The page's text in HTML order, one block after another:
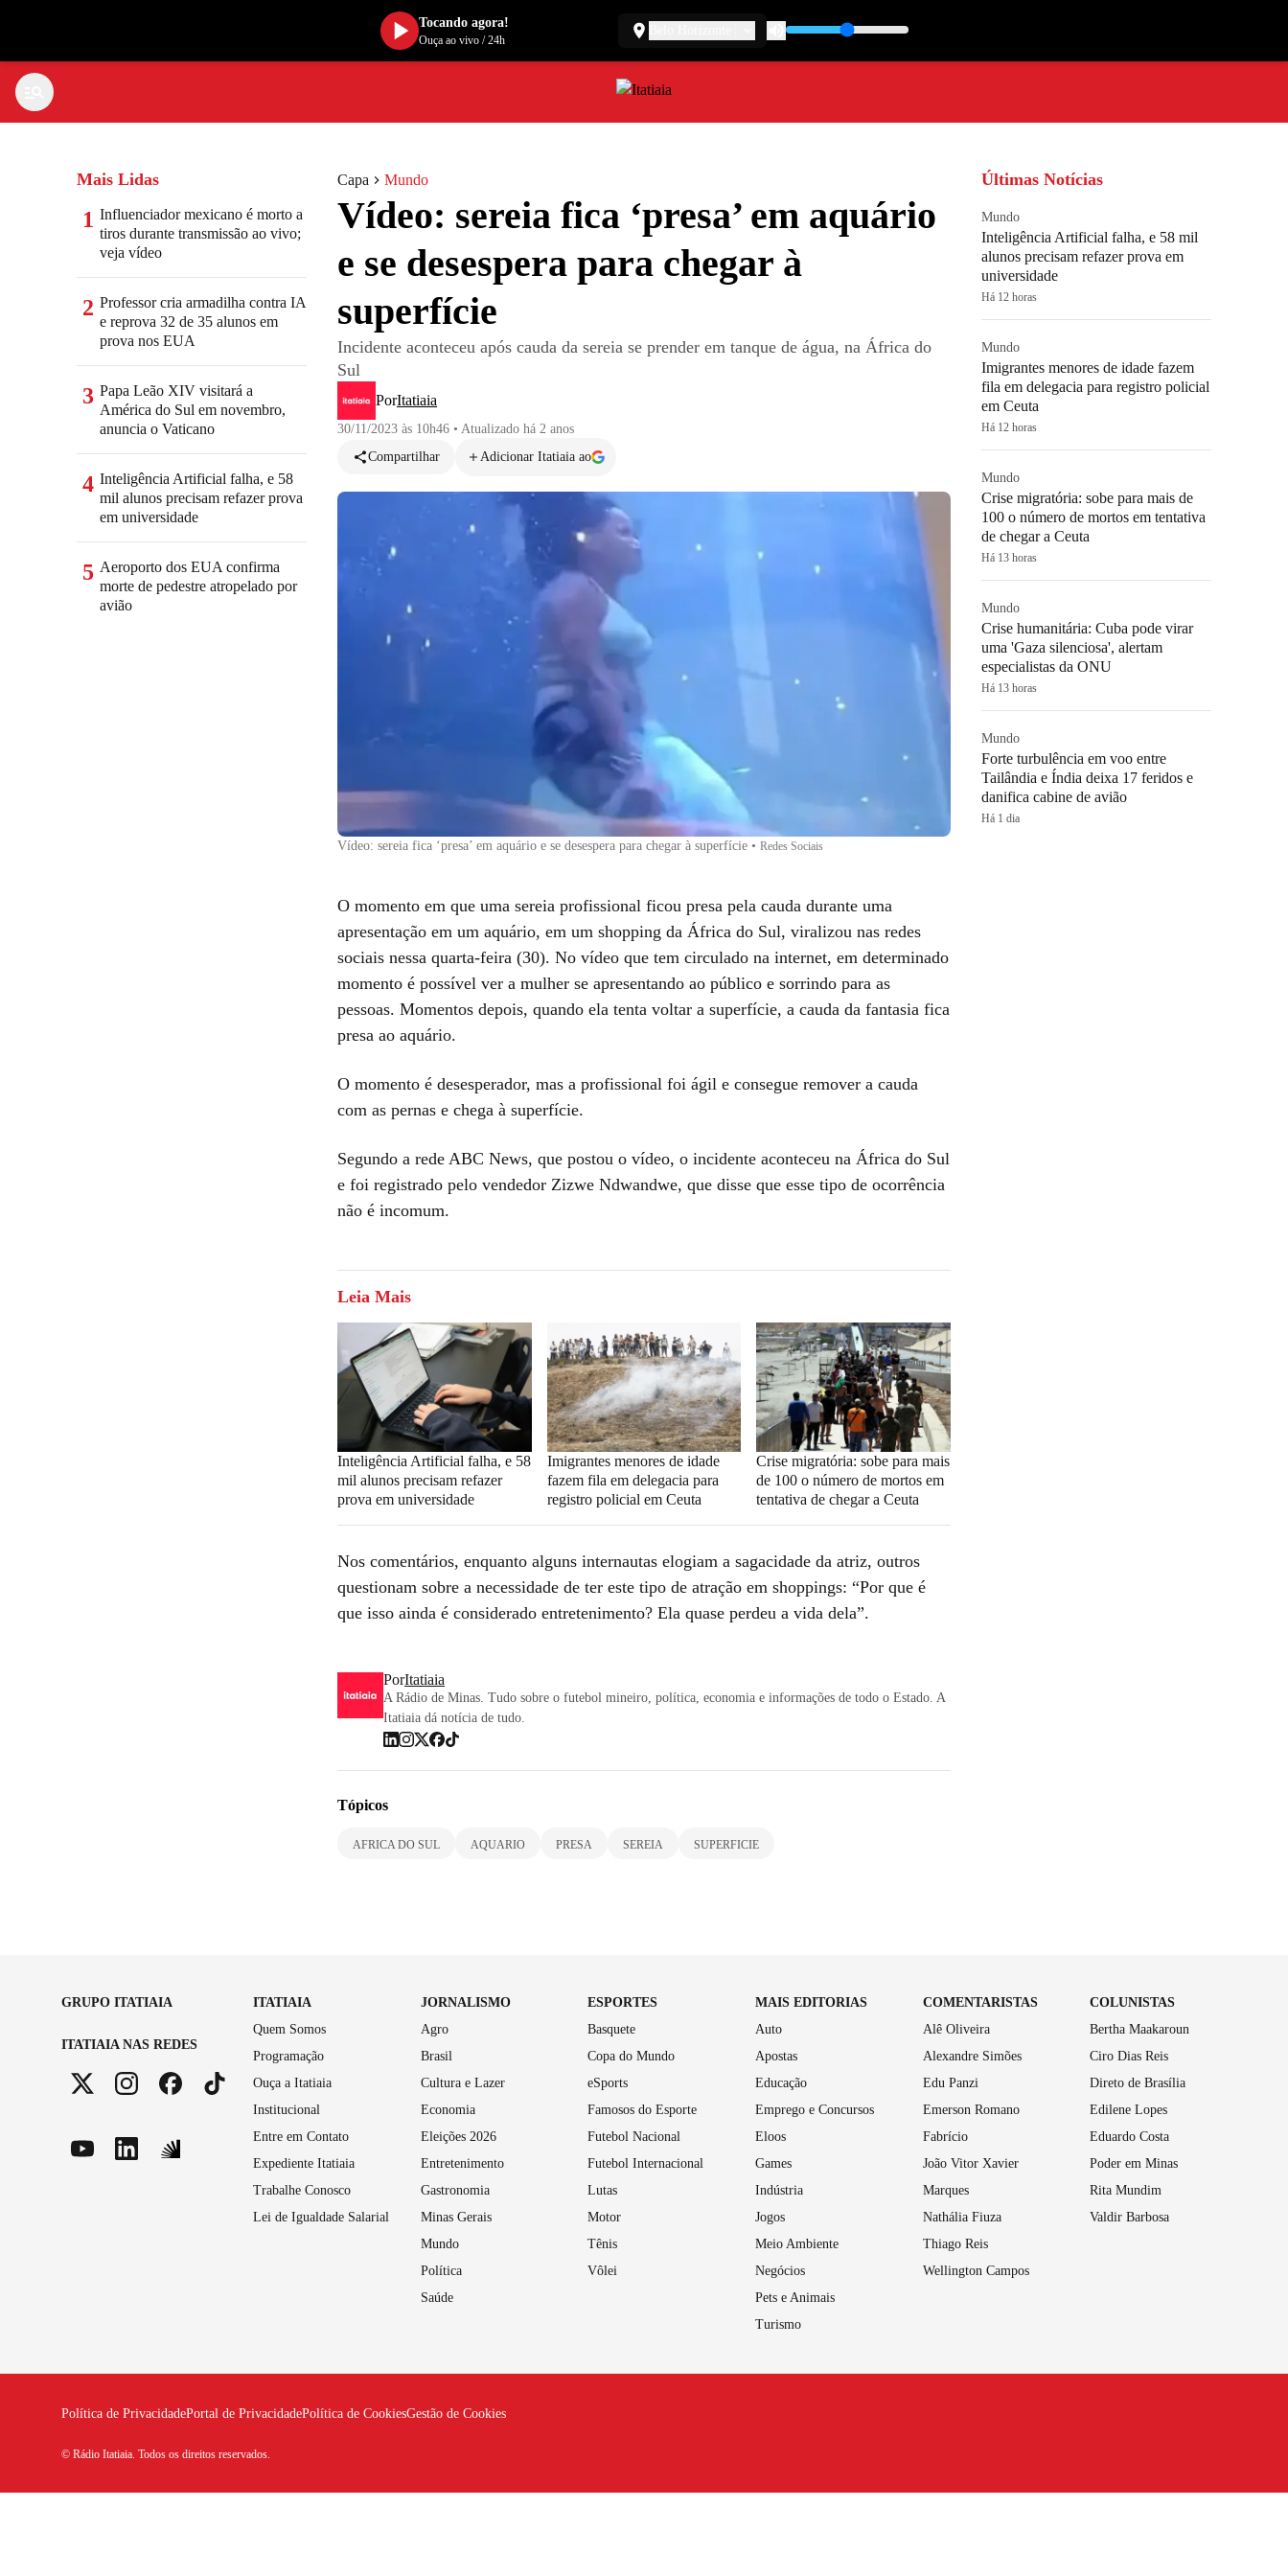
Capa Mundo
Vídeo: sereia fica ‘presa’ em aquário
e se desespera para chegar à
superfície
Incidente aconteceu após cauda da sereia se prender em tanque de água, na África do
Sul
PorItatiaia
30/11/2023 às 10h46 • Atualizado há 2 anos
Compartilhar
Adicionar Itatiaia ao
Vídeo: sereia fica ‘presa’ em aquário e se desespera para chegar à superfície • Redes Sociais
O momento em que uma sereia profissional ficou presa pela cauda durante uma
apresentação em um aquário, em um shopping da África do Sul, viralizou nas redes
sociais nessa quarta-feira (30). No vídeo que tem circulado na internet, em determinado
momento é possível ver a mulher se apresentando ao público e sorrindo para as
pessoas. Momentos depois, quando ela tenta voltar a superfície, a cauda da fantasia fica
presa ao aquário.
O momento é desesperador, mas a profissional foi ágil e consegue remover a cauda
com as pernas e chega à superfície.
Segundo a rede ABC News, que postou o vídeo, o incidente aconteceu na África do Sul
e foi registrado pelo vendedor Zizwe Ndwandwe, que disse que esse tipo de ocorrência
não é incomum.
Leia Mais
Inteligência Artificial falha, e 58
mil alunos precisam refazer
prova em universidade
Imigrantes menores de idade
fazem fila em delegacia para
registro policial em Ceuta
Crise migratória: sobe para mais
de 100 o número de mortos em
tentativa de chegar a Ceuta
Nos comentários, enquanto alguns internautas elogiam a sagacidade da atriz, outros
questionam sobre a necessidade de ter este tipo de atração em shoppings: “Por que é
que isso ainda é considerado entretenimento? Ela quase perdeu a vida dela”.
PorItatiaia
A Rádio de Minas. Tudo sobre o futebol mineiro, política, economia e informações de todo o Estado. A
Itatiaia dá notícia de tudo.
Tópicos
AFRICA DO SUL AQUARIO PRESA SEREIA SUPERFICIE
Mais Lidas
1 Influenciador mexicano é morto a
tiros durante transmissão ao vivo;
veja vídeo
2 Professor cria armadilha contra IA
e reprova 32 de 35 alunos em
prova nos EUA
3 Papa Leão XIV visitará a
América do Sul em novembro,
anuncia o Vaticano
4 Inteligência Artificial falha, e 58
mil alunos precisam refazer prova
em universidade
5 Aeroporto dos EUA confirma
morte de pedestre atropelado por
avião
Últimas Notícias
Mundo
Inteligência Artificial falha, e 58 mil
alunos precisam refazer prova em
universidade
Há 12 horas
Mundo
Imigrantes menores de idade fazem
fila em delegacia para registro policial
em Ceuta
Há 12 horas
Mundo
Crise migratória: sobe para mais de
100 o número de mortos em tentativa
de chegar a Ceuta
Há 13 horas
Mundo
Crise humanitária: Cuba pode virar
uma 'Gaza silenciosa', alertam
especialistas da ONU
Há 13 horas
Mundo
Forte turbulência em voo entre
Tailândia e Índia deixa 17 feridos e
danifica cabine de avião
Há 1 dia
GRUPO ITATIAIA
ITATIAIA NAS REDES
ITATIAIA
Quem Somos
Programação
Ouça a Itatiaia
Institucional
Entre em Contato
Expediente Itatiaia
Trabalhe Conosco
Lei de Igualdade Salarial
JORNALISMO
Agro
Brasil
Cultura e Lazer
Economia
Eleições 2026
Entretenimento
Gastronomia
Minas Gerais
Mundo
Política
Saúde
ESPORTES
Basquete
Copa do Mundo
eSports
Famosos do Esporte
Futebol Nacional
Futebol Internacional
Lutas
Motor
Tênis
Vôlei
MAIS EDITORIAS
Auto
Apostas
Educação
Emprego e Concursos
Eloos
Games
Indústria
Jogos
Meio Ambiente
Negócios
Pets e Animais
Turismo
COMENTARISTAS
Alê Oliveira
Alexandre Simões
Edu Panzi
Emerson Romano
Fabrício
João Vitor Xavier
Marques
Nathália Fiuza
Thiago Reis
Wellington Campos
COLUNISTAS
Bertha Maakaroun
Ciro Dias Reis
Direto de Brasília
Edilene Lopes
Eduardo Costa
Poder em Minas
Rita Mundim
Valdir Barbosa
Política de PrivacidadePortal de PrivacidadePolítica de CookiesGestão de Cookies
© Rádio Itatiaia. Todos os direitos reservados.
Tocando agora!
Ouça ao vivo/24h